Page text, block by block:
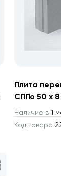
Плита
СППо 50 x 8
Наличие в 1
Код товара